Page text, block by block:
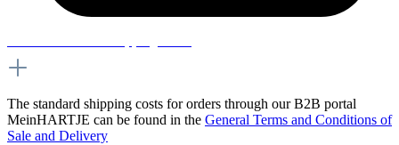
The standard shipping costs for orders through our B2B portal
MeinHARTJE can be found in the General Terms and Conditions of
Sale and Delivery